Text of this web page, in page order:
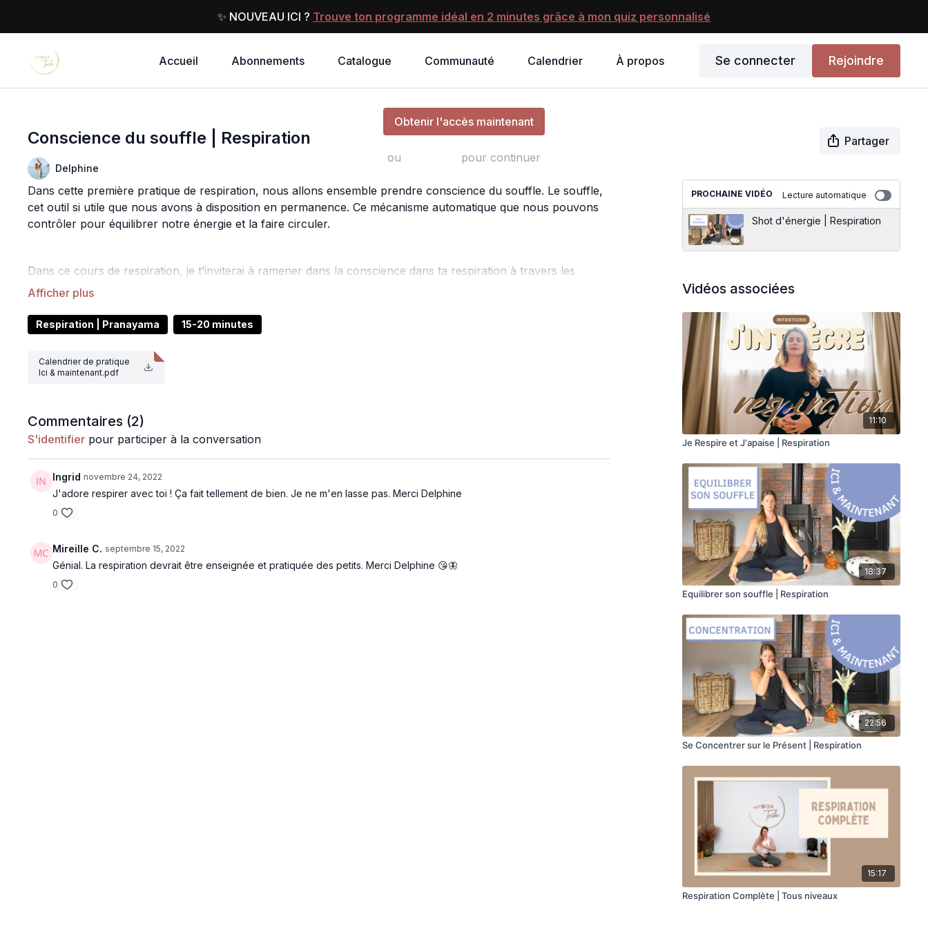
✨ NOUVEAU ICI ? Trouve ton programme idéal en 2 minutes grâce à mon quiz personnalisé
Accueil Abonnements Catalogue Communauté Calendrier À propos Se connecter Rejoindre
Conscience du souffle | Respiration
Obtenir l'accès maintenant
ou pour continuer
Conscience du souffle | Respiration Partager
Delphine
Dans cette première pratique de respiration, nous allons ensemble prendre conscience du souffle. Le souffle,
cet outil si utile que nous avons à disposition en permanence. Ce mécanisme automatique que nous pouvons
contrôler pour équilibrer notre énergie et la faire circuler.
Dans ce cours de respiration, je t’inviterai à ramener dans la conscience dans ta respiration à travers les
bâillements, la respiration complète mais aussi la respiration complète et la respiration alternée par les narines.
l’énergie.
EXERCICES PROPOSES
Respiration complète
Respiration carrée
Relâcher le souffle
Respiration | Pranayama 15-20 minutes
Calendrier de pratique
Ici & maintenant.pdf
Commentaires (2)
S'identifier pour participer à la conversation
Ingrid novembre 24, 2022
J'adore respirer avec toi ! Ça fait tellement de bien. Je ne m'en lasse pas. Merci Delphine
0
Mireille C. septembre 15, 2022
Génial. La respiration devrait être enseignée et pratiquée des petits. Merci Delphine 😘🦋
0
PROCHAINE VIDÉO Lecture automatique
Shot d'énergie | Respiration
Vidéos associées
11:10
Je Respire et J'apaise | Respiration
18:37
Equilibrer son souffle | Respiration
22:56
Se Concentrer sur le Présent | Respiration
15:17
Respiration Complète | Tous niveaux